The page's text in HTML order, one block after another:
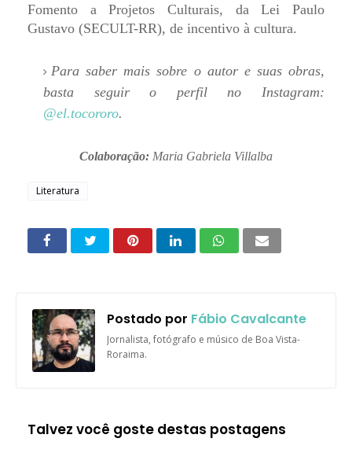
Fomento a Projetos Culturais, da Lei Paulo
Gustavo (SECULT-RR), de incentivo à cultura.
Para saber mais sobre o autor e suas obras,
basta seguir o perfil no Instagram:
@el.tocororo.
Colaboração: Maria Gabriela Villalba
Literatura
Postado por Fábio Cavalcante
Jornalista, fotógrafo e músico de Boa Vista-
Roraima.
Talvez você goste destas postagens